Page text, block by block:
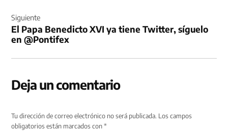
Siguiente
El Papa Benedicto XVI ya tiene Twitter, síguelo
en @Pontifex
Deja un comentario
Tu dirección de correo electrónico no será publicada. Los campos
obligatorios están marcados con*